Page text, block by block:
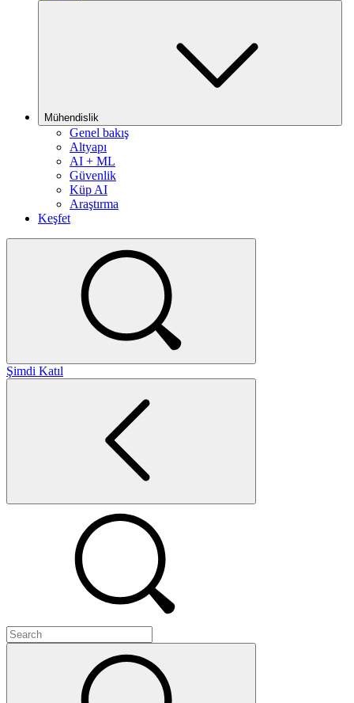
Mühendislik
Genel bakış
Altyapı
AI + ML
Güvenlik
Küp AI
Araştırma
Keşfet
Şimdi Katıl